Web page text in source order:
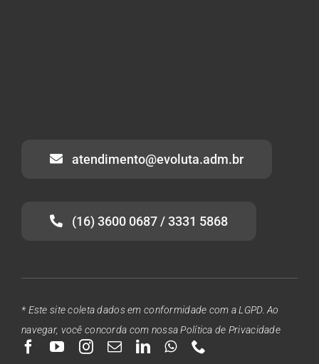
atendimento@evoluta.adm.br
(16) 3600 0687 / 3331 5868
* Este site coleta dados em conformidade com a LGPD. Ao
navegar, você concorda com nossa Política de Privacidade